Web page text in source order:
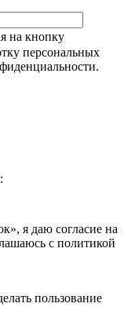
на кнопку
персональных
я даю согласие на
c политикой
пользование